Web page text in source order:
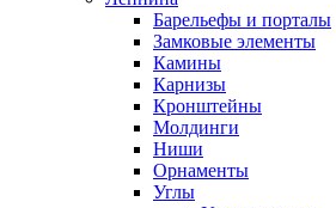
Барельефы и порталы
Замковые элементы
Камины
Карнизы
Кронштейны
Молдинги
Ниши
Орнаменты
Углы